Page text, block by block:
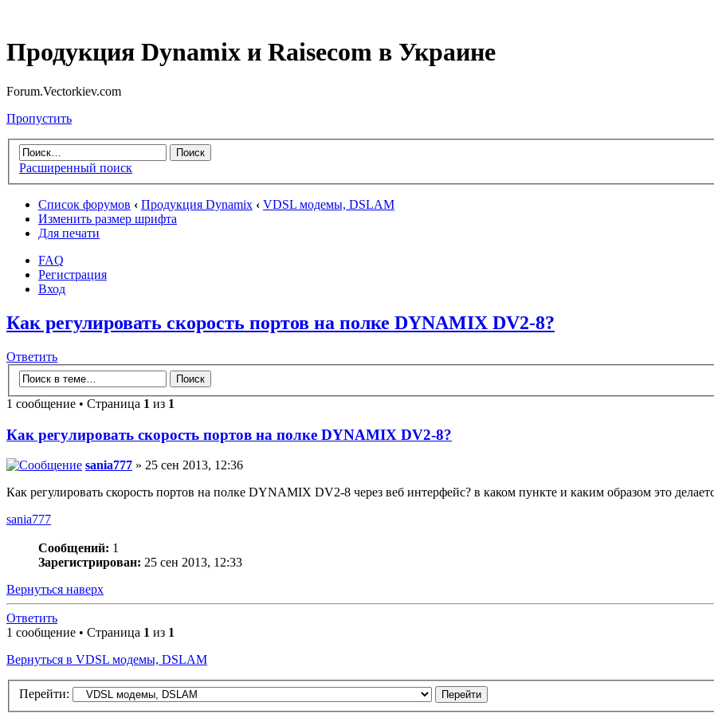
Продукция Dynamix и Raisecom в Украине
Forum.Vectorkiev.com
Пропустить
Расширенный поиск
Список форумов ‹ Продукция Dynamix ‹ VDSL модемы, DSLAM
Изменить размер шрифта
Для печати
FAQ
Регистрация
Вход
Как регулировать скорость портов на полке DYNAMIX DV2-8?
Ответить
1 сообщение • Страница 1 из 1
Как регулировать скорость портов на полке DYNAMIX DV2-8?
sania777 » 25 сен 2013, 12:36
Как регулировать скорость портов на полке DYNAMIX DV2-8 через веб интерфейс? в каком пункте и каким образом это
sania777
Сообщений: 1
Зарегистрирован: 25 сен 2013, 12:33
Вернуться наверх
Ответить
1 сообщение • Страница 1 из 1
Вернуться в VDSL модемы, DSLAM
Перейти: